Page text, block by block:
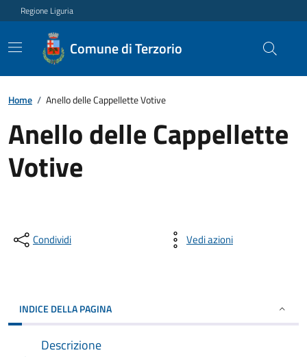
Regione Liguria
Comune di Terzorio
Home / Anello delle Cappellette Votive
Anello delle Cappellette
Votive
Condividi Vedi azioni
INDICE DELLA PAGINA
Descrizione